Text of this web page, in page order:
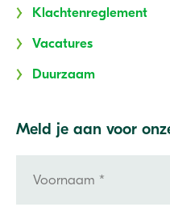
Klachtenreglement
Vacatures
Duurzaam
Meld je aan voor